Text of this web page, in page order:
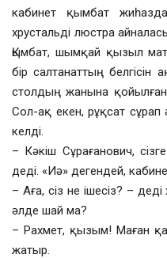
кабинет қымбат
хрустальді люстра
Қымбат, шымқай қызыл
бір салтанаттың белгісін
столдың жанына
Сол-ақ екен, рұқсат
келді.
– Кәкіш Сұрағанович,
деді. «Иә» дегендей,
– Аға, сіз не ішесіз? –
әлде шай ма?
– Рахмет, қызым! Маған
жатыр.